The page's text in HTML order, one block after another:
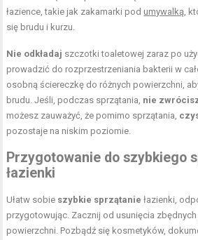
łazience, takie jak zakamarki pod umywalką,
się brudu i kurzu.
Nie odkładaj szczotki toaletowej zaraz po
prowadzić do rozprzestrzeniania bakterii w
osobną ściereczkę do różnych powierzchni,
brudu. Jeśli, podczas sprzątania, nie
możesz zauważyć, że pomimo sprzątania,
pozostaje na niskim poziomie.
Przygotowanie do szybkiego
łazienki
Ułatw sobie szybkie sprzątanie łazienki,
przygotowując. Zacznij od usunięcia
powierzchni. Pozbądź się kosmetyków,